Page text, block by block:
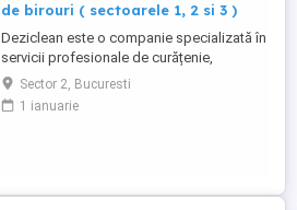
de birouri ( sectoarele 1, 2 si 3 )
Deziclean este o companie specializată în
servicii profesionale de curățenie,
prezentă în aproape toate marile orașe din
România. Ne mărim echipa și căutăm
agenți de curățenie pentru sedii de bănci
Sector 2, Bucuresti
1 ianuarie